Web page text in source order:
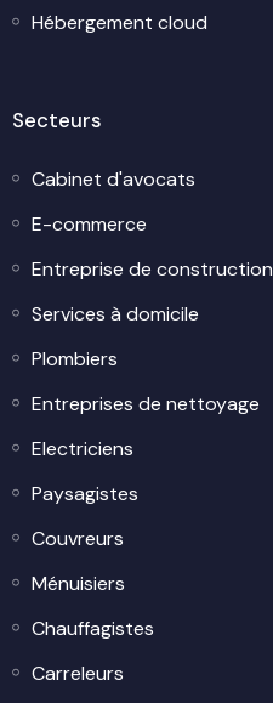
Hébergement cloud
Secteurs
Cabinet d'avocats
E-commerce
Entreprise de construction
Services à domicile
Plombiers
Entreprises de nettoyage
Electriciens
Paysagistes
Couvreurs
Ménuisiers
Chauffagistes
Carreleurs